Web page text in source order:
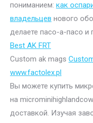
пониманием: как
владельцев нового
делаете пасо-а-пасо и
Best AK FRT
Custom ak mags
www.factolex.pl
Вы можете купить
на
доставкой. Изучая